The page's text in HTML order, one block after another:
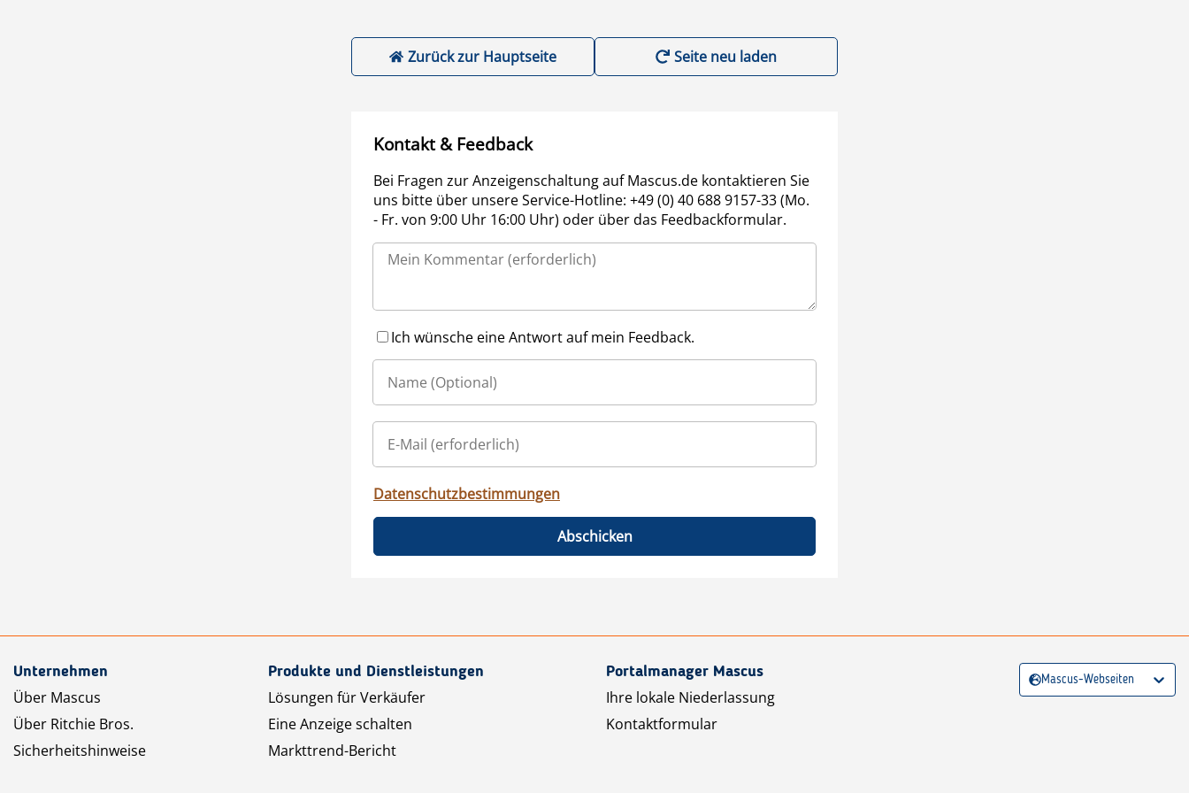
Zurück zur Hauptseite Seite neu laden
Kontakt & Feedback
Bei Fragen zur Anzeigenschaltung auf Mascus.de kontaktieren Sie
uns bitte über unsere Service-Hotline: +49 (0) 40 688 9157-33 (Mo.
- Fr. von 9:00 Uhr 16:00 Uhr) oder über das Feedbackformular.
Ich wünsche eine Antwort auf mein Feedback.
Datenschutzbestimmungen
Abschicken
Unternehmen
Über Mascus
Über Ritchie Bros.
Sicherheitshinweise
Produkte und Dienstleistungen
Lösungen für Verkäufer
Eine Anzeige schalten
Markttrend-Bericht
Portalmanager Mascus
Ihre lokale Niederlassung
Kontaktformular
Mascus-Webseiten